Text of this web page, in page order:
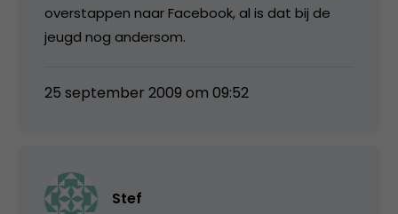
overstappen naar Facebook, al is dat bij de
jeugd nog andersom.
25 september 2009 om 09:52
Stef